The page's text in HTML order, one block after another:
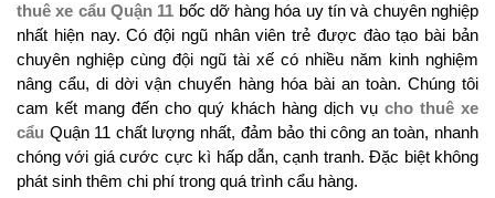
thuê xe cẩu Quận 11 bốc dỡ hàng hóa uy tín và chuyên nghiệp
nhất hiện nay. Có đội ngũ nhân viên trẻ được đào tạo bài bản
chuyên nghiệp cùng đội ngũ tài xế có nhiều năm kinh nghiệm
nâng cẩu, di dời vận chuyển hàng hóa bài an toàn. Chúng tôi
cam kết mang đến cho quý khách hàng dịch vụ cho thuê xe
cẩu Quận 11 chất lượng nhất, đảm bảo thi công an toàn, nhanh
chóng với giá cước cực kì hấp dẫn, cạnh tranh. Đặc biệt không
phát sinh thêm chi phí trong quá trình cẩu hàng.